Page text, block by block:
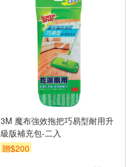
3M 魔布強效拖把巧易型耐用升
級版補充包-二入
贈$200